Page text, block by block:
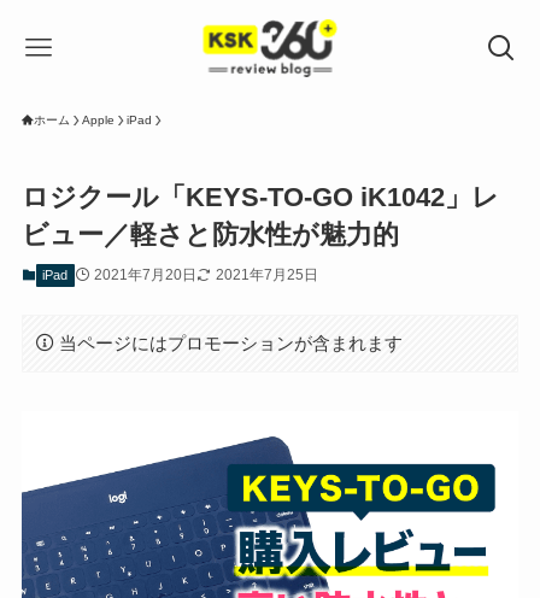
ホーム Apple iPad
ロジクール「KEYS-TO-GO iK1042」レ
ビュー／軽さと防水性が魅力的
iPad 2021年7月20日 2021年7月25日
当ページにはプロモーションが含まれます